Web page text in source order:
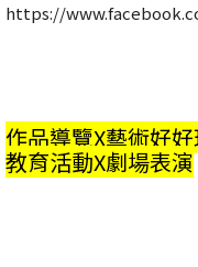
https://
作品導覽X藝術好
教育活動X劇場表演